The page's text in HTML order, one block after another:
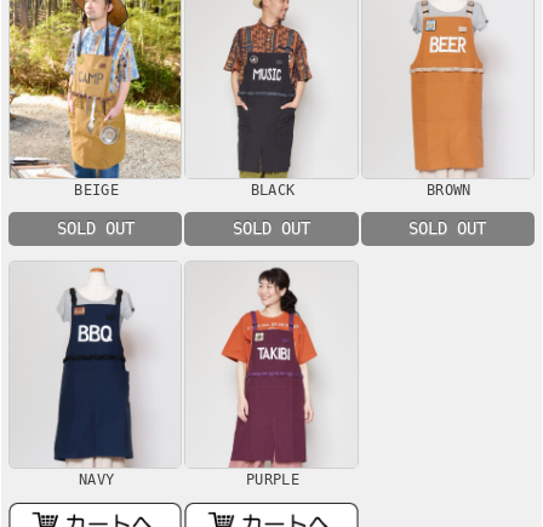
BEIGE
SOLD OUT
BLACK
SOLD OUT
BROWN
SOLD OUT
NAVY PURPLE